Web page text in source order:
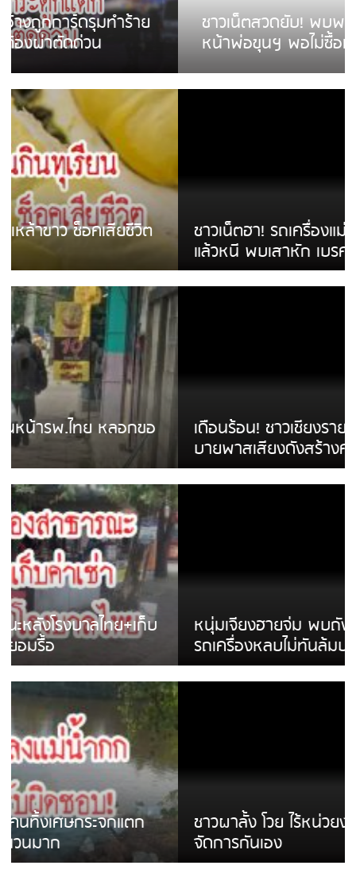
ชาวเน็ตสวดยับ! พบพม่าเร่ขายพวงมาลัย
หน้าพ่อขุนฯ พอไม่ซื้อเดินตาม
ชาวเน็ตฮา! รถเครื่องแม่สายชนป้ายร้านโลงศพ
แล้วหนี พบเสาหัก เบรคหัก หวิดได้ใช้บริการ
เดือนร้อน! ชาวเชียงรายบ่นรถ Isuzu สีขาวซิ่ง
บายพาสเสียงดังสร้างความรำคาญ
หนุ่มเจียงฮายจ่ม พบถังน้ำดื่มตกกลางถนน
รถเครื่องหลบไม่ทันล้มบาดเจ็บ
ชาวผาลั้ง โวย ไร้หน่วยงานดูแล ดินสไลด์ ต้อง
จัดการกันเอง